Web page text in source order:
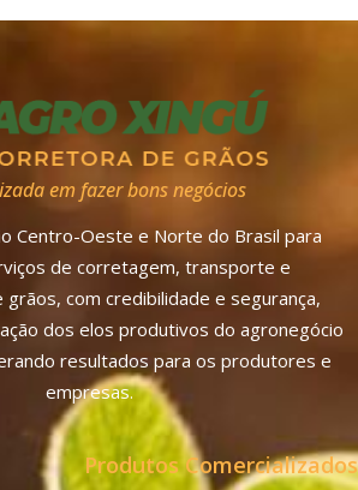
em fazer bons negócios
Centro-Oeste e Norte do Brasil para
de corretagem, transporte e
com credibilidade e segurança,
dos elos produtivos do agronegócio
resultados para os produtores e
empresas.
Produtos Comercializados